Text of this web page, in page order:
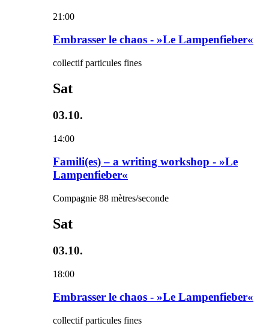
21:00
Embrasser le chaos - »Le Lampenfieber«
collectif particules fines
Sat
03.10.
14:00
Famili(es) – a writing workshop - »Le
Lampenfieber«
Compagnie 88 mètres/seconde
Sat
03.10.
18:00
Embrasser le chaos - »Le Lampenfieber«
collectif particules fines